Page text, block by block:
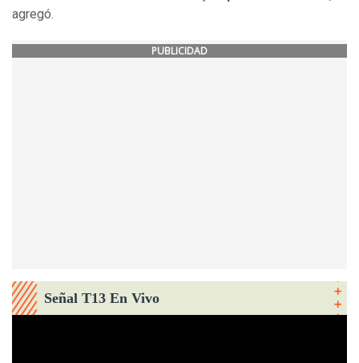
agregó.
PUBLICIDAD
Señal T13 En Vivo